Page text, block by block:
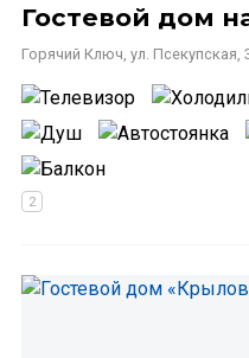
Гостевой дом
Горячий Ключ, ул. Псекупская,